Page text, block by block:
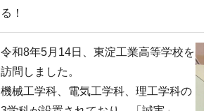
る！
令和8年5月14日、東淀工業高等学校を
訪問しました。
機械工学科、電気工学科、理工学科の